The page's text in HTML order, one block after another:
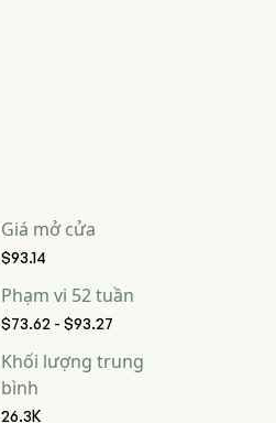
Giá mở cửa
$93.14
Phạm vi 52 tuần
$73.62 - $93.27
Khối lượng trung
bình
26.3K